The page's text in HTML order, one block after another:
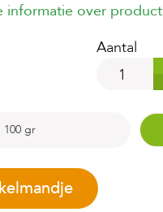
informatie over product
Aantal
100 gr